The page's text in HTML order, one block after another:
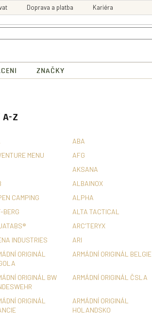
Doprava a platba Kariéra
ZNAČKY
A-Z
ABA
MENU
AFG
AKSANA
ALBAINOX
CAMPING
ALPHA
BERG
ALTA TACTICAL
ARC'TERYX
INDUSTRIES
ARI
ORIGINÁL
ARMÁDNÍ ORIGINÁL BELGIE
ORIGINÁL BW
ARMÁDNÍ ORIGINÁL ČSLA
ORIGINÁL
ARMÁDNÍ ORIGINÁL
HOLANDSKO